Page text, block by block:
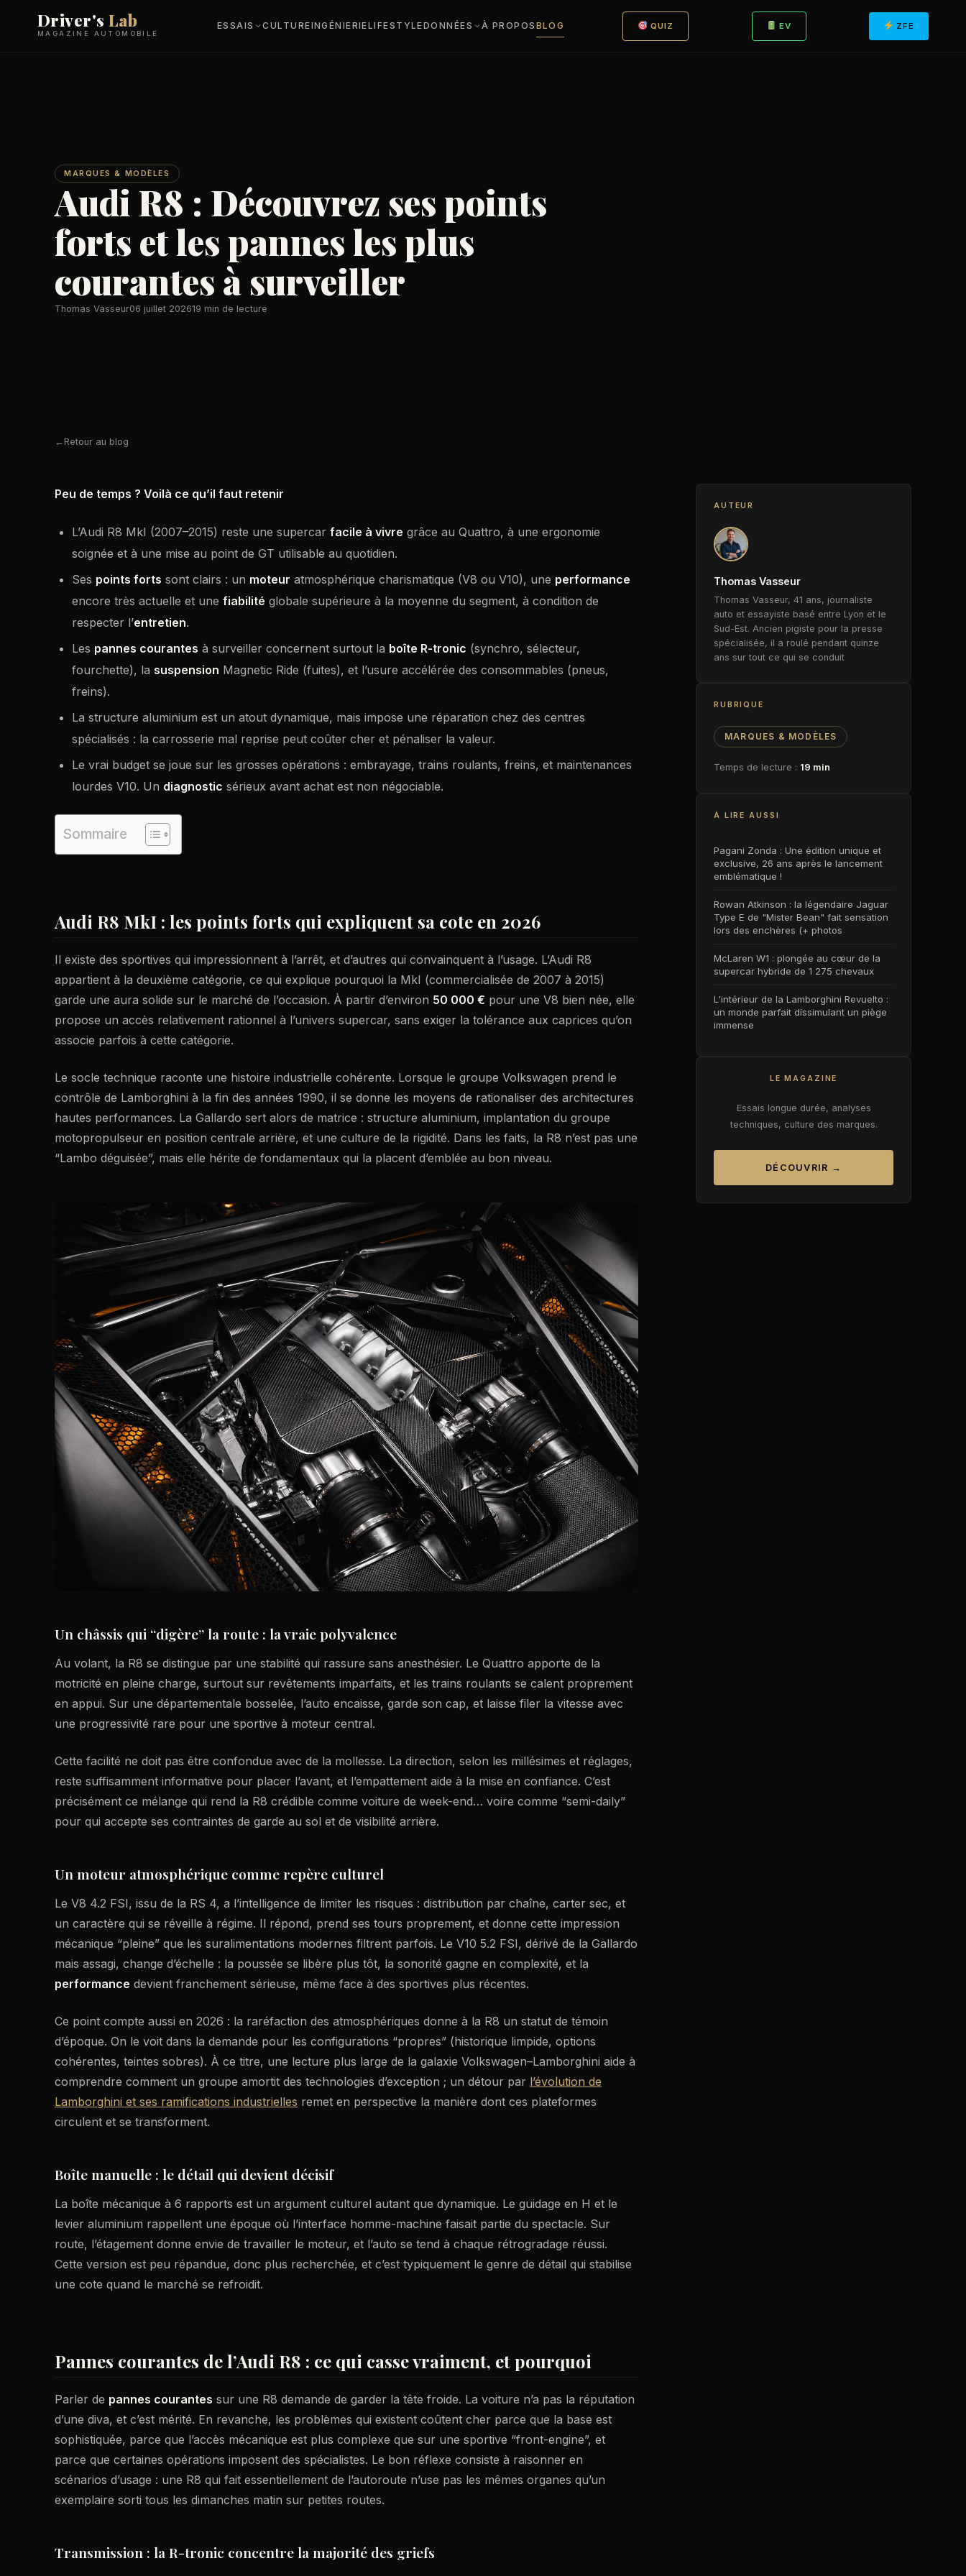
Driver'sLab
MAGAZINE AUTOMOBILE
ESSAIS CULTUREINGÉNIERIELIFESTYLEDONNÉES À PROPOS BLOG QUIZ EV ZFE
MARQUES & MODÈLES
Audi R8 : Découvrez ses points
forts et les pannes les plus
courantes à surveiller
Thomas Vasseur06 juillet 202619 min de lecture
Retour au blog
Peu de temps ? Voilà ce qu’il faut retenir
L’Audi R8 MkI (2007–2015) reste une supercar facile à vivre grâce au Quattro, à une ergonomie
soignée et à une mise au point de GT utilisable au quotidien.
Ses points forts sont clairs : un moteur atmosphérique charismatique (V8 ou V10), une performance
encore très actuelle et une fiabilité globale supérieure à la moyenne du segment, à condition de
respecter l’entretien.
Les pannes courantes à surveiller concernent surtout la boîte R-tronic (synchro, sélecteur,
fourchette), la suspension Magnetic Ride (fuites), et l’usure accélérée des consommables (pneus,
freins).
La structure aluminium est un atout dynamique, mais impose une réparation chez des centres
spécialisés : la carrosserie mal reprise peut coûter cher et pénaliser la valeur.
Le vrai budget se joue sur les grosses opérations : embrayage, trains roulants, freins, et maintenances
lourdes V10. Un diagnostic sérieux avant achat est non négociable.
Sommaire
Audi R8 MkI : les points forts qui expliquent sa cote en 2026
Il existe des sportives qui impressionnent à l’arrêt, et d’autres qui convainquent à l’usage. L’Audi R8
appartient à la deuxième catégorie, ce qui explique pourquoi la MkI (commercialisée de 2007 à 2015)
garde une aura solide sur le marché de l’occasion. À partir d’environ 50 000 € pour une V8 bien née, elle
propose un accès relativement rationnel à l’univers supercar, sans exiger la tolérance aux caprices qu’on
associe parfois à cette catégorie.
Le socle technique raconte une histoire industrielle cohérente. Lorsque le groupe Volkswagen prend le
contrôle de Lamborghini à la fin des années 1990, il se donne les moyens de rationaliser des architectures
hautes performances. La Gallardo sert alors de matrice : structure aluminium, implantation du groupe
motopropulseur en position centrale arrière, et une culture de la rigidité. Dans les faits, la R8 n’est pas une
“Lambo déguisée”, mais elle hérite de fondamentaux qui la placent d’emblée au bon niveau.
Un châssis qui “digère” la route : la vraie polyvalence
Au volant, la R8 se distingue par une stabilité qui rassure sans anesthésier. Le Quattro apporte de la
motricité en pleine charge, surtout sur revêtements imparfaits, et les trains roulants se calent proprement
en appui. Sur une départementale bosselée, l’auto encaisse, garde son cap, et laisse filer la vitesse avec
une progressivité rare pour une sportive à moteur central.
Cette facilité ne doit pas être confondue avec de la mollesse. La direction, selon les millésimes et réglages,
reste suffisamment informative pour placer l’avant, et l’empattement aide à la mise en confiance. C’est
précisément ce mélange qui rend la R8 crédible comme voiture de week-end… voire comme “semi-daily”
pour qui accepte ses contraintes de garde au sol et de visibilité arrière.
Un moteur atmosphérique comme repère culturel
Le V8 4.2 FSI, issu de la RS 4, a l’intelligence de limiter les risques : distribution par chaîne, carter sec, et
un caractère qui se réveille à régime. Il répond, prend ses tours proprement, et donne cette impression
mécanique “pleine” que les suralimentations modernes filtrent parfois. Le V10 5.2 FSI, dérivé de la Gallardo
mais assagi, change d’échelle : la poussée se libère plus tôt, la sonorité gagne en complexité, et la
performance devient franchement sérieuse, même face à des sportives plus récentes.
Ce point compte aussi en 2026 : la raréfaction des atmosphériques donne à la R8 un statut de témoin
d’époque. On le voit dans la demande pour les configurations “propres” (historique limpide, options
cohérentes, teintes sobres). À ce titre, une lecture plus large de la galaxie Volkswagen–Lamborghini aide à
comprendre comment un groupe amortit des technologies d’exception ; un détour par l’évolution de
Lamborghini et ses ramifications industrielles remet en perspective la manière dont ces plateformes
circulent et se transforment.
Boîte manuelle : le détail qui devient décisif
La boîte mécanique à 6 rapports est un argument culturel autant que dynamique. Le guidage en H et le
levier aluminium rappellent une époque où l’interface homme-machine faisait partie du spectacle. Sur
route, l’étagement donne envie de travailler le moteur, et l’auto se tend à chaque rétrogradage réussi.
Cette version est peu répandue, donc plus recherchée, et c’est typiquement le genre de détail qui stabilise
une cote quand le marché se refroidit.
Pannes courantes de l’Audi R8 : ce qui casse vraiment, et pourquoi
Parler de pannes courantes sur une R8 demande de garder la tête froide. La voiture n’a pas la réputation
d’une diva, et c’est mérité. En revanche, les problèmes qui existent coûtent cher parce que la base est
sophistiquée, parce que l’accès mécanique est plus complexe que sur une sportive “front-engine”, et
parce que certaines opérations imposent des spécialistes. Le bon réflexe consiste à raisonner en
scénarios d’usage : une R8 qui fait essentiellement de l’autoroute n’use pas les mêmes organes qu’un
exemplaire sorti tous les dimanches matin sur petites routes.
Transmission : la R-tronic concentre la majorité des griefs
AUTEUR
Thomas Vasseur
Thomas Vasseur, 41 ans, journaliste
auto et essayiste basé entre Lyon et le
Sud-Est. Ancien pigiste pour la presse
spécialisée, il a roulé pendant quinze
ans sur tout ce qui se conduit
RUBRIQUE
MARQUES & MODÈLES
Temps de lecture : 19 min
À LIRE AUSSI
Pagani Zonda : Une édition unique et
exclusive, 26 ans après le lancement
emblématique !
Rowan Atkinson : la légendaire Jaguar
Type E de "Mister Bean" fait sensation
lors des enchères (+ photos
McLaren W1 : plongée au cœur de la
supercar hybride de 1 275 chevaux
L'intérieur de la Lamborghini Revuelto :
un monde parfait dissimulant un piège
immense
LE MAGAZINE
Essais longue durée, analyses
techniques, culture des marques.
DÉCOUVRIR →